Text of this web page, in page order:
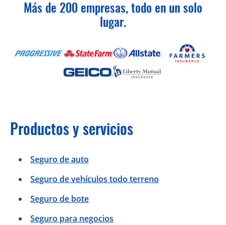
Más de 200 empresas, todo en un solo
lugar.
Productos y servicios
Seguro de auto
Seguro de vehículos todo terreno
Seguro de bote
Seguro para negocios